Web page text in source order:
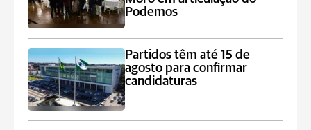
Podemos
Partidos têm até 15 de
agosto para confirmar
candidaturas